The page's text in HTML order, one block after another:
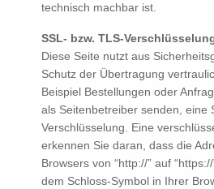
technisch machbar ist.
SSL- bzw. TLS-
Diese Seite nutzt aus
Schutz der Übertragung
Beispiel Bestellungen oder
als Seitenbetreiber senden, eine
Verschlüsselung. Eine
erkennen Sie daran, dass die
Browsers von “http://” auf
dem Schloss-Symbol in Ihrer